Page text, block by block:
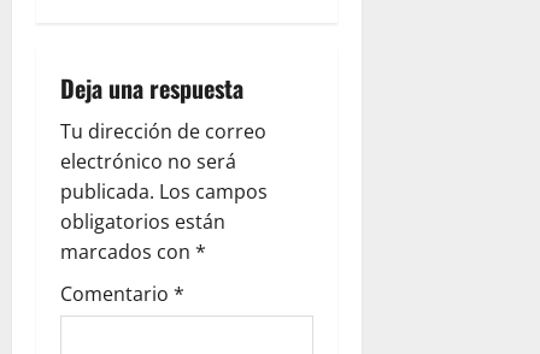
c
i
ó
n
d
e
Deja una respuesta
Tu dirección de correo
electrónico no será
publicada. Los campos
obligatorios están
marcados con *
Comentario *